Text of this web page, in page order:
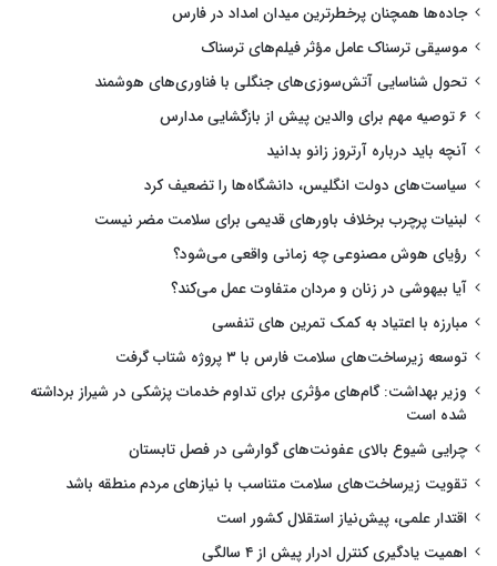
جاده‌ها همچنان پرخطرترین میدان امداد در فارس
موسیقی ترسناک عامل مؤثر فیلم‌های ترسناک
تحول شناسایی آتش‌سوزی‌های جنگلی با فناوری‌های هوشمند
۶ توصیه مهم برای والدین پیش از بازگشایی مدارس
آنچه باید درباره آرتروز زانو بدانید
سیاست‌های دولت انگلیس، دانشگاه‌ها را تضعیف کرد
لبنیات پرچرب برخلاف باورهای قدیمی برای سلامت مضر نیست
رؤیای هوش مصنوعی چه زمانی واقعی می‌شود؟
آیا بیهوشی در زنان و مردان متفاوت عمل می‌کند؟
مبارزه با اعتیاد به کمک تمرین های تنفسی
توسعه زیرساخت‌های سلامت فارس با ۳ پروژه شتاب گرفت
وزیر بهداشت: گام‌های مؤثری برای تداوم خدمات پزشکی در شیراز برداشته
شده است
چرایی شیوع بالای عفونت‌های گوارشی در فصل تابستان
تقویت زیرساخت‌های سلامت متناسب با نیازهای مردم منطقه باشد
اقتدار علمی، پیش‌نیاز استقلال کشور است
اهمیت یادگیری کنترل ادرار پیش از ۴ سالگی